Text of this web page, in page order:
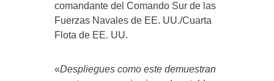
comandante del Comando Sur de las
Fuerzas Navales de EE. UU./Cuarta
Flota de EE. UU.
«Despliegues como este demuestran